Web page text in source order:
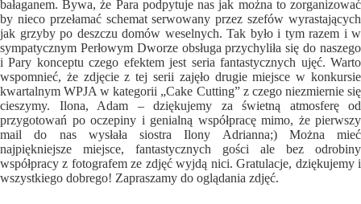
bałaganem. Bywa, że Para podpytuje nas jak można to zorganizować
by nieco przełamać schemat serwowany przez szefów wyrastających
jak grzyby po deszczu domów weselnych. Tak było i tym razem i w
sympatycznym Perłowym Dworze obsługa przychyliła się do naszego
i Pary konceptu czego efektem jest seria fantastycznych ujęć. Warto
wspomnieć, że zdjęcie z tej serii zajęło drugie miejsce w konkursie
kwartalnym WPJA w kategorii „Cake Cutting”z czego niezmiernie się
cieszymy. Ilona, Adam – dziękujemy za świetną atmosferę od
przygotowań po oczepiny i genialną współpracę mimo, że pierwszy
mail do nas wysłała siostra Ilony Adrianna;) Można mieć
najpiękniejsze miejsce, fantastycznych gości ale bez odrobiny
współpracy z fotografem ze zdjęć wyjdą nici. Gratulacje, dziękujemy i
wszystkiego dobrego! Zapraszamy do oglądania zdjęć.